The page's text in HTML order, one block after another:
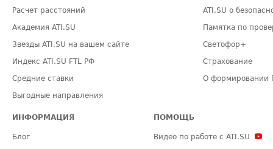
Расчет расстояний
Академия ATI.SU
Звезды ATI.SU на вашем сайте
Индекс ATI.SU FTL РФ
Средние ставки
Выгодные направления
ATI.SU о
Памятка по
Светофор+
Страхование
О формировании
ИНФОРМАЦИЯ
Блог
ПОМОЩЬ
Видео по работе с ATI.SU